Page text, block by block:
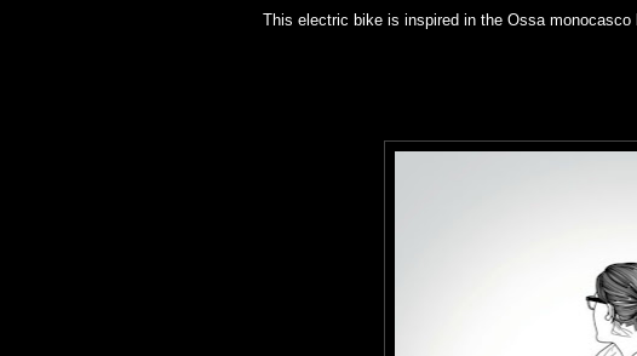
This electric bike is inspired in the Ossa monocasco